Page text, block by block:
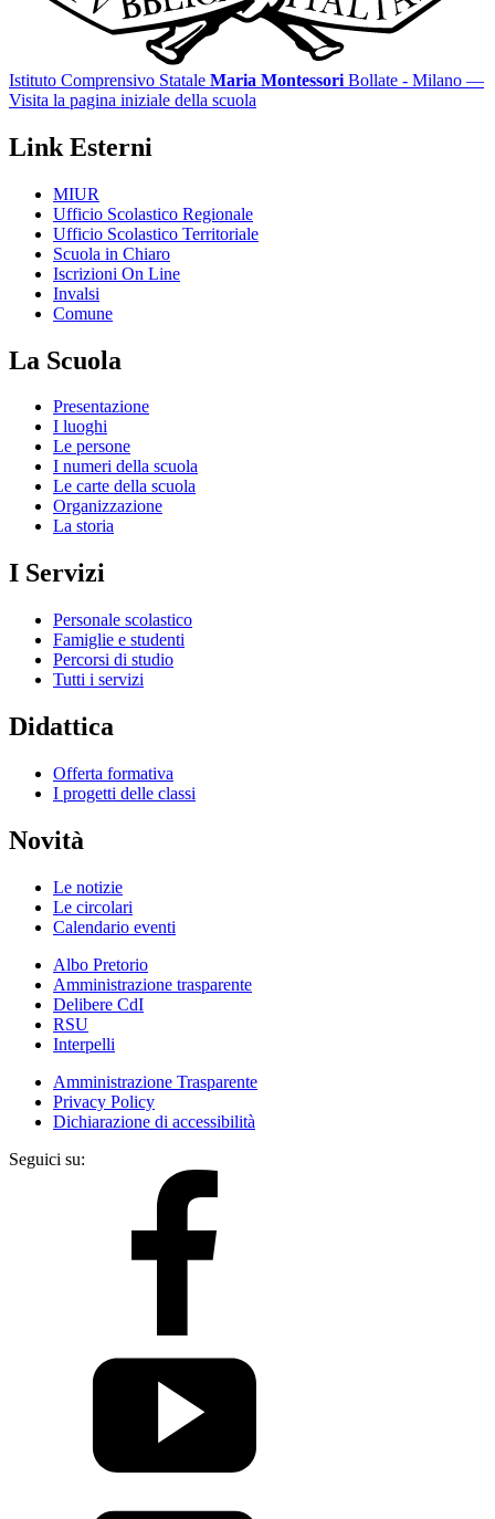
Istituto Comprensivo Statale Maria Montessori Bollate - Milano —
Visita la pagina iniziale della scuola
Link Esterni
MIUR
Ufficio Scolastico Regionale
Ufficio Scolastico Territoriale
Scuola in Chiaro
Iscrizioni On Line
Invalsi
Comune
La Scuola
Presentazione
I luoghi
Le persone
I numeri della scuola
Le carte della scuola
Organizzazione
La storia
I Servizi
Personale scolastico
Famiglie e studenti
Percorsi di studio
Tutti i servizi
Didattica
Offerta formativa
I progetti delle classi
Novità
Le notizie
Le circolari
Calendario eventi
Albo Pretorio
Amministrazione trasparente
Delibere CdI
RSU
Interpelli
Amministrazione Trasparente
Privacy Policy
Dichiarazione di accessibilità
Seguici su: